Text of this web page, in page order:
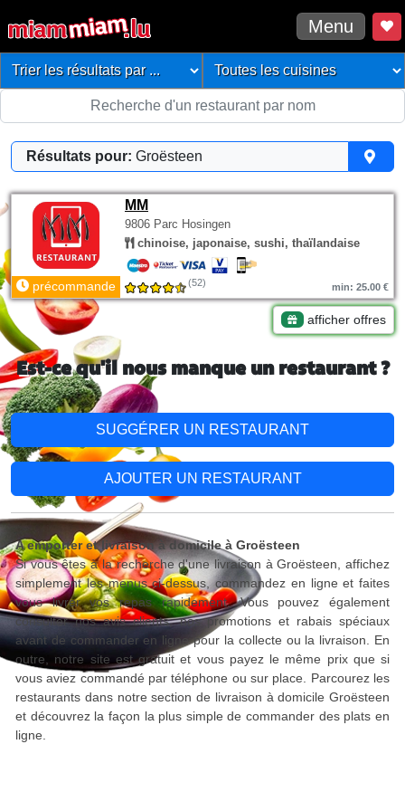
Menu
Résultats pour: Groësteen
MM
9806 Parc Hosingen
chinoise, japonaise, sushi, thaïlandaise
précommande (52) min: 25.00 €
afficher offres
Est-ce qu'il nous manque un restaurant ?
SUGGÉRER UN RESTAURANT
AJOUTER UN RESTAURANT
A emporter et livraison à domicile à Groësteen
Si vous êtes à la recherche d'une livraison à Groësteen, affichez
simplement les menus ci-dessus, commandez en ligne et faites
vous livrer vos repas rapidement. Vous pouvez également
consulter nos avis clients, nos promotions et rabais spéciaux
avant de commander en ligne pour la collecte ou la livraison. En
outre, notre site est gratuit et vous payez le même prix que si
vous aviez commandé par téléphone ou sur place. Parcourez les
restaurants dans notre section de livraison à domicile Groësteen
et découvrez la façon la plus simple de commander des plats en
ligne.